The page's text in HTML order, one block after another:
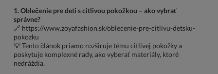
1. Oblečenie pre deti s citlivou pokožkou – ako vybrať
správne?
🔗 https://www.zoyafashion.sk/oblecenie-pre-citlivu-detsku-
pokozku
💡 Tento článok priamo rozširuje tému citlivej pokožky a
poskytuje komplexné rady, ako vyberať materiály, ktoré
nedráždia.